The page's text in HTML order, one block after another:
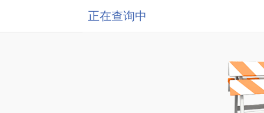
正在查询中